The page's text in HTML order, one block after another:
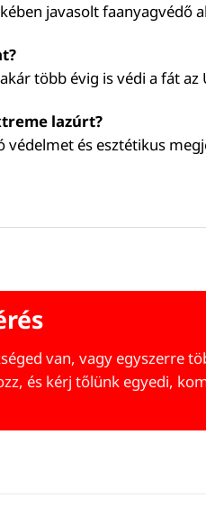
javasolt faanyagvédő
több évig is védi a fát az
lazúrt?
védelmet és esztétikus
van, vagy egyszerre
és kérj tőlünk egyedi,